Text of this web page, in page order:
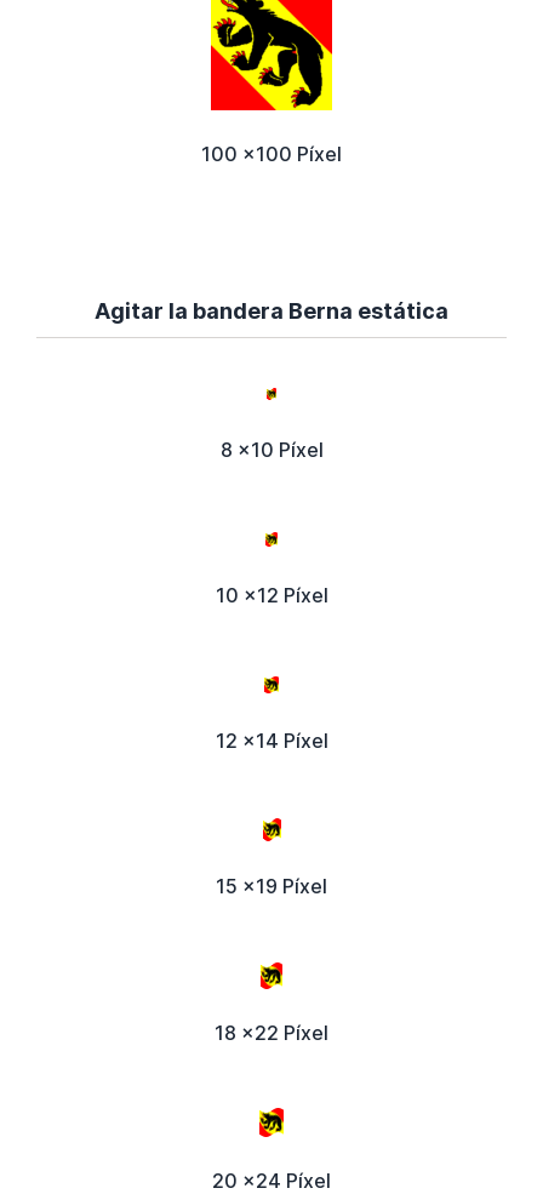
100 x100 Píxel
Agitar la bandera Berna estática
8 x10 Píxel
10 x12 Píxel
12 x14 Píxel
15 x19 Píxel
18 x22 Píxel
20 x24 Píxel